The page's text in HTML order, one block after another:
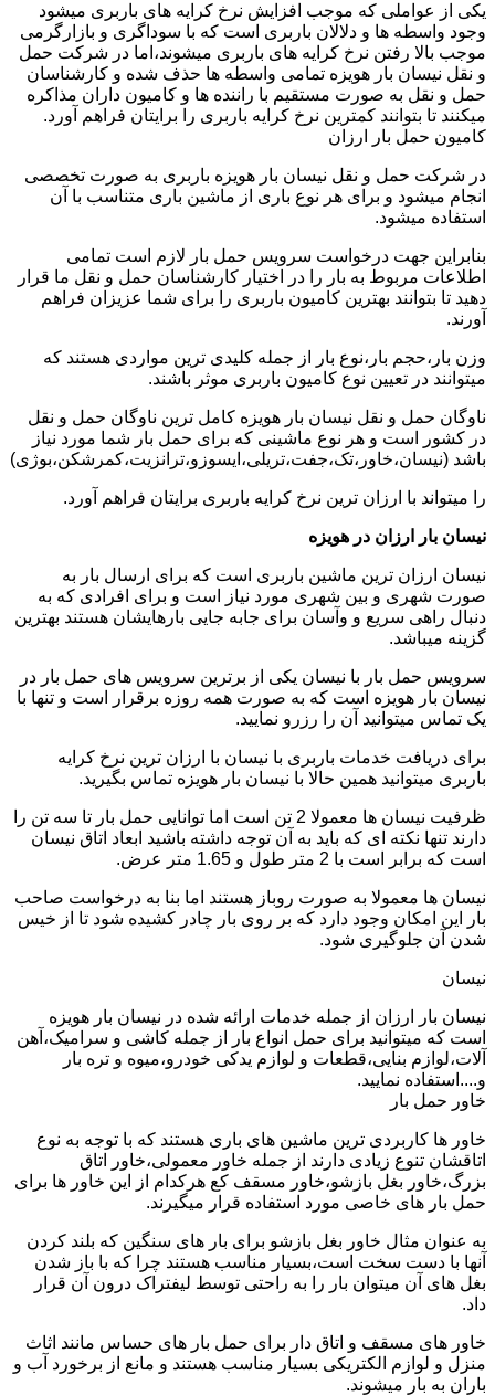
یکی از عواملی که موجب افزایش نرخ کرایه های باربری میشود
وجود واسطه ها و دلالان باربری است که با سوداگری و بازارگرمی
موجب بالا رفتن نرخ کرایه های باربری میشوند،اما در شرکت حمل
و نقل نیسان بار هویزه تمامی واسطه ها حذف شده و کارشناسان
حمل و نقل به صورت مستقیم با راننده ها و کامیون داران مذاکره
میکنند تا بتوانند کمترین نرخ کرایه باربری را برایتان فراهم آورد.
کامیون حمل بار ارزان
در شرکت حمل و نقل نیسان بار هویزه باربری به صورت تخصصی
انجام میشود و برای هر نوع باری از ماشین باری متناسب با آن
استفاده میشود.
بنابراین جهت درخواست سرویس حمل بار لازم است تمامی
اطلاعات مربوط به بار را در اختیار کارشناسان حمل و نقل ما قرار
دهید تا بتوانند بهترین کامیون باربری را برای شما عزیزان فراهم
آورند.
وزن بار،حجم بار،نوع بار از جمله کلیدی ترین مواردی هستند که
میتوانند در تعیین نوع کامیون باربری موثر باشند.
ناوگان حمل و نقل نیسان بار هویزه کامل ترین ناوگان حمل و نقل
در کشور است و هر نوع ماشینی که برای حمل بار شما مورد نیاز
باشد (نیسان،خاور،تک،جفت،تریلی،ایسوزو،ترانزیت،کمرشکن،بوژی)
را میتواند با ارزان ترین نرخ کرایه باربری برایتان فراهم آورد.
نیسان بار ارزان در هویزه
نیسان ارزان ترین ماشین باربری است که برای ارسال بار به
صورت شهری و بین شهری مورد نیاز است و برای افرادی که به
دنبال راهی سریع و وآسان برای جابه جایی بارهایشان هستند بهترین
گزینه میباشد.
سرویس حمل بار با نیسان یکی از برترین سرویس های حمل بار در
نیسان بار هویزه است که به صورت همه روزه برقرار است و تنها با
یک تماس میتوانید آن را رزرو نمایید.
برای دریافت خدمات باربری با نیسان با ارزان ترین نرخ کرایه
باربری میتوانید همین حالا با نیسان بار هویزه تماس بگیرید.
ظرفیت نیسان ها معمولا 2 تن است اما توانایی حمل بار تا سه تن را
دارند تنها نکته ای که باید به آن توجه داشته باشید ابعاد اتاق نیسان
است که برابر است با 2 متر طول و 1.65 متر عرض.
نیسان ها معمولا به صورت روباز هستند اما بنا به درخواست صاحب
بار این امکان وجود دارد که بر روی بار چادر کشیده شود تا از خیس
شدن آن جلوگیری شود.
نیسان
نیسان بار ارزان از جمله خدمات ارائه شده در نیسان بار هویزه
است که میتوانید برای حمل انواع بار از جمله کاشی و سرامیک،آهن
آلات،لوازم بنایی،قطعات و لوازم یدکی خودرو،میوه و تره بار
و....استفاده نمایید.
خاور حمل بار
خاور ها کاربردی ترین ماشین های باری هستند که با توجه به نوع
اتاقشان تنوع زیادی دارند از جمله خاور معمولی،خاور اتاق
بزرگ،خاور بغل بازشو،خاور مسقف کع هرکدام از این خاور ها برای
حمل بار های خاصی مورد استفاده قرار میگیرند.
به عنوان مثال خاور بغل بازشو برای بار های سنگین که بلند کردن
آنها با دست سخت است،بسیار مناسب هستند چرا که با باز شدن
بغل های آن میتوان بار را به راحتی توسط لیفتراک درون آن قرار
داد.
خاور های مسقف و اتاق دار برای حمل بار های حساس مانند اثاث
منزل و لوازم الکتریکی بسیار مناسب هستند و مانع از برخورد آب و
باران به بار میشوند.